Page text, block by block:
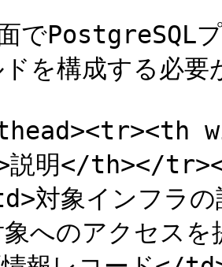
面でPostgreSQL
ドを構成する必
明</th></
対象インフラの
象へのアクセ